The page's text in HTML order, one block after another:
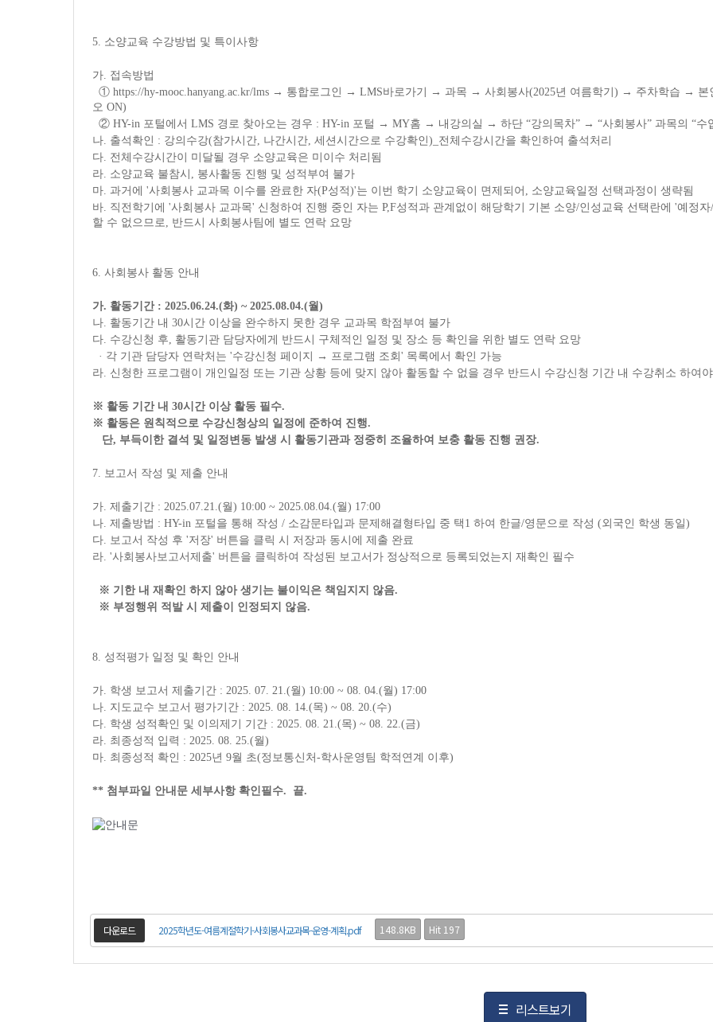
5. 소양교육 수강방법 및 특이사항
가. 접속방법
① https://hy-mooc.hanyang.ac.kr/lms → 통합로그인 → LMS바로가기 → 과목 → 사회봉사(2025년 여름학기 ) → 주차학습 → 본
오 ON)
② HY-in 포털에서 LMS 경로 찾아오는 경우 : HY-in 포털 → MY홈 → 내강의실 → 하단 “강의목차” → “사회봉사” 과목의 “수
나. 출석확인 : 강의수강(참가시간, 나간시간, 세션시간으로 수강확인)_ 전체수강시간을 확인하여 출석처리
다. 전체수강시간이 미달될 경우 소양교육은 미이수 처리됨
라. 소양교육 불참시 , 봉사활동 진행 및 성적부여 불가
마. 과거에 '사회봉사 교과목 이수를 완료한 자(P성적)'는 이번 학기 소양교육이 면제되어 , 소양교육일정 선택과정이 생략됨
바. 직전학기에 '사회봉사 교과목' 신청하여 진행 중인 자는 P,F성적과 관계없이 해당학기 기본 소양/인성교육 선택란에 '예정자/
할 수 없으므로, 반드시 사회봉사팀에 별도 연락 요망
6. 사회봉사 활동 안내
가. 활동기간 : 2025.06.24.(화) ~ 2025.08.04.(월 )
나. 활동기간 내 30시간 이상을 완수하지 못한 경우 교과목 학점부여 불가
다. 수강신청 후, 활동기관 담당자에게 반드시 구체적인 일정 및 장소 등 확인을 위한 별도 연락 요망
· 각 기관 담당자 연락처는 '수강신청 페이지 → 프로그램 조회 ' 목록에서 확인 가능
라. 신청한 프로그램이 개인일정 또는 기관 상황 등에 맞지 않아 활동할 수 없을 경우 반드시 수강신청 기간 내 수강취소 하여야
※ 활동 기간 내 30시간 이상 활동 필수.
※ 활동은 원칙적으로 수강신청상의 일정에 준하여 진행.
단, 부득이한 결석 및 일정변동 발생 시 활동기관과 정중히 조율하여 보충 활동 진행 권장.
7. 보고서 작성 및 제출 안내
가. 제출기간 : 2025.07.21.(월) 10:00 ~ 2025.08.04.(월) 17:00
나. 제출방법 : HY-in 포털을 통해 작성 / 소감문타입과 문제해결형타입 중 택 1 하여 한글/영문으로 작성 (외국인 학생 동일)
다. 보고서 작성 후 '저장' 버튼을 클릭 시 저장과 동시에 제출 완료
라. '사회봉사보고서제출' 버튼을 클릭하여 작성된 보고서가 정상적으로 등록되었는지 재확인 필수
※ 기한 내 재확인 하지 않아 생기는 불이익은 책임지지 않음.
※ 부정행위 적발 시 제출이 인정되지 않음.
8. 성적평가 일정 및 확인 안내
가. 학생 보고서 제출기간 : 2025. 07. 21.(월) 10:00 ~ 08. 04.(월) 17:00
나. 지도교수 보고서 평가기간 : 2025. 08. 14.(목) ~ 08. 20.(수)
다. 학생 성적확인 및 이의제기 기간 : 2025. 08. 21.(목) ~ 08. 22.(금)
라. 최종성적 입력 : 2025. 08. 25.(월)
마. 최종성적 확인 : 2025년 9월 초(정보통신처 -학사운영팀 학적연계 이후)
** 첨부파일 안내문 세부사항 확인필수. 끝.
다운로드 2025학년도-여름계절학기-사회봉사교과목-운영-계획.pdf 148.8KB Hit 197
리스트보기